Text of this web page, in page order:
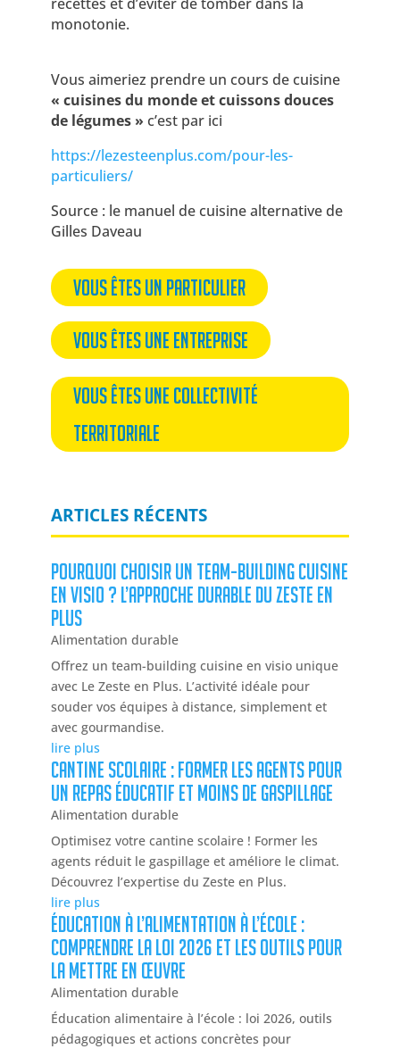
recettes et d’éviter de tomber dans la
monotonie.
Vous aimeriez prendre un cours de cuisine
« cuisines du monde et cuissons douces
de légumes » c’est par ici
https://lezesteenplus.com/pour-les-
particuliers/
Source : le manuel de cuisine alternative de
Gilles Daveau
Vous êtes un particulier
Vous êtes une entreprise
Vous êtes une collectivité
territoriale
ARTICLES RÉCENTS
Pourquoi choisir un team-building cuisine
en visio ? L’approche durable du Zeste en
Plus
Alimentation durable
Offrez un team-building cuisine en visio unique
avec Le Zeste en Plus. L’activité idéale pour
souder vos équipes à distance, simplement et
avec gourmandise.
lire plus
Cantine scolaire : Former les agents pour
un repas éducatif et moins de gaspillage
Alimentation durable
Optimisez votre cantine scolaire ! Former les
agents réduit le gaspillage et améliore le climat.
Découvrez l’expertise du Zeste en Plus.
lire plus
Éducation à l’alimentation à l’école :
comprendre la loi 2026 et les outils pour
la mettre en œuvre
Alimentation durable
Éducation alimentaire à l’école : loi 2026, outils
pédagogiques et actions concrètes pour